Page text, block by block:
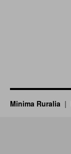
Minima Ruralia